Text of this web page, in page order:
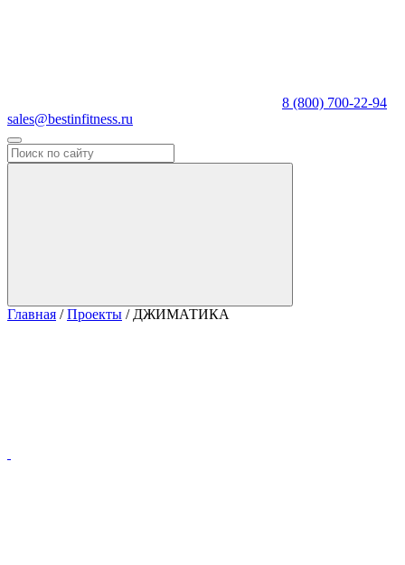
8 (800) 700-22-94
sales@bestinfitness.ru
Главная / Проекты / ДЖИМАТИКА